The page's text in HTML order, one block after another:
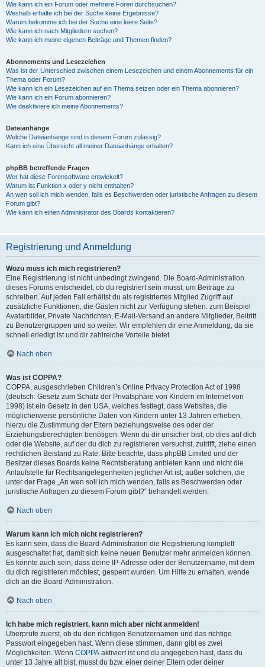
Wie kann ich ein Forum oder mehrere Foren durchsuchen?
Weshalb erhalte ich bei der Suche keine Ergebnisse?
Warum bekomme ich bei der Suche eine leere Seite?
Wie kann ich nach Mitgliedern suchen?
Wie kann ich meine eigenen Beiträge und Themen finden?
Abonnements und Lesezeichen
Was ist der Unterschied zwischen einem Lesezeichen und einem Abonnements für ein
Thema oder Forum?
Wie kann ich ein Lesezeichen auf ein Thema setzen oder ein Thema abonnieren?
Wie kann ich ein Forum abonnieren?
Wie deaktiviere ich meine Abonnements?
Dateianhänge
Welche Dateianhänge sind in diesem Forum zulässig?
Kann ich eine Übersicht all meiner Dateianhänge erhalten?
phpBB betreffende Fragen
Wer hat diese Forensoftware entwickelt?
Warum ist Funktion x oder y nicht enthalten?
An wen soll ich mich wenden, falls es Beschwerden oder juristische Anfragen zu diesem
Forum gibt?
Wie kann ich einen Administrator des Boards kontaktieren?
Registrierung und Anmeldung
Wozu muss ich mich registrieren?
Eine Registrierung ist nicht unbedingt zwingend. Die Board-Administration
dieses Forums entscheidet, ob du registriert sein musst, um Beiträge zu
schreiben. Auf jeden Fall erhältst du als registriertes Mitglied Zugriff auf
zusätzliche Funktionen, die Gästen nicht zur Verfügung stehen: zum Beispiel
Avatarbilder, Private Nachrichten, E-Mail-Versand an andere Mitglieder, Beitritt
zu Benutzergruppen und so weiter. Wir empfehlen dir eine Anmeldung, da sie
schnell erledigt ist und dir zahlreiche Vorteile bietet.
Nach oben
Was ist COPPA?
COPPA, ausgeschrieben Children’s Online Privacy Protection Act of 1998
(deutsch: Gesetz zum Schutz der Privatsphäre von Kindern im Internet von
1998) ist ein Gesetz in den USA, welches festlegt, dass Websites, die
möglicherweise persönliche Daten von Kindern unter 13 Jahren erheben,
hierzu die Zustimmung der Eltern beziehungsweise des oder der
Erziehungsberechtigten benötigen. Wenn du dir unsicher bist, ob dies auf dich
oder die Website, auf der du dich zu registrieren versuchst, zutrifft, ziehe einen
rechtlichen Beistand zu Rate. Bitte beachte, dass phpBB Limited und der
Besitzer dieses Boards keine Rechtsberatung anbieten kann und nicht die
Anlaufstelle für Rechtsangelegenheiten jeglicher Art ist; außer solchen, die
unter der Frage „An wen soll ich mich wenden, falls es Beschwerden oder
juristische Anfragen zu diesem Forum gibt?“ behandelt werden.
Nach oben
Warum kann ich mich nicht registrieren?
Es kann sein, dass die Board-Administration die Registrierung komplett
ausgeschaltet hat, damit sich keine neuen Benutzer mehr anmelden können.
Es könnte auch sein, dass deine IP-Adresse oder der Benutzername, mit dem
du dich registrieren möchtest, gesperrt wurden. Um Hilfe zu erhalten, wende
dich an die Board-Administration.
Nach oben
Ich habe mich registriert, kann mich aber nicht anmelden!
Überprüfe zuerst, ob du den richtigen Benutzernamen und das richtige
Passwort eingegeben hast. Wenn diese stimmen, dann gibt es zwei
Möglichkeiten. Wenn COPPA aktiviert ist und du angegeben hast, dass du
unter 13 Jahre alt bist, musst du bzw. einer deiner Eltern oder deiner